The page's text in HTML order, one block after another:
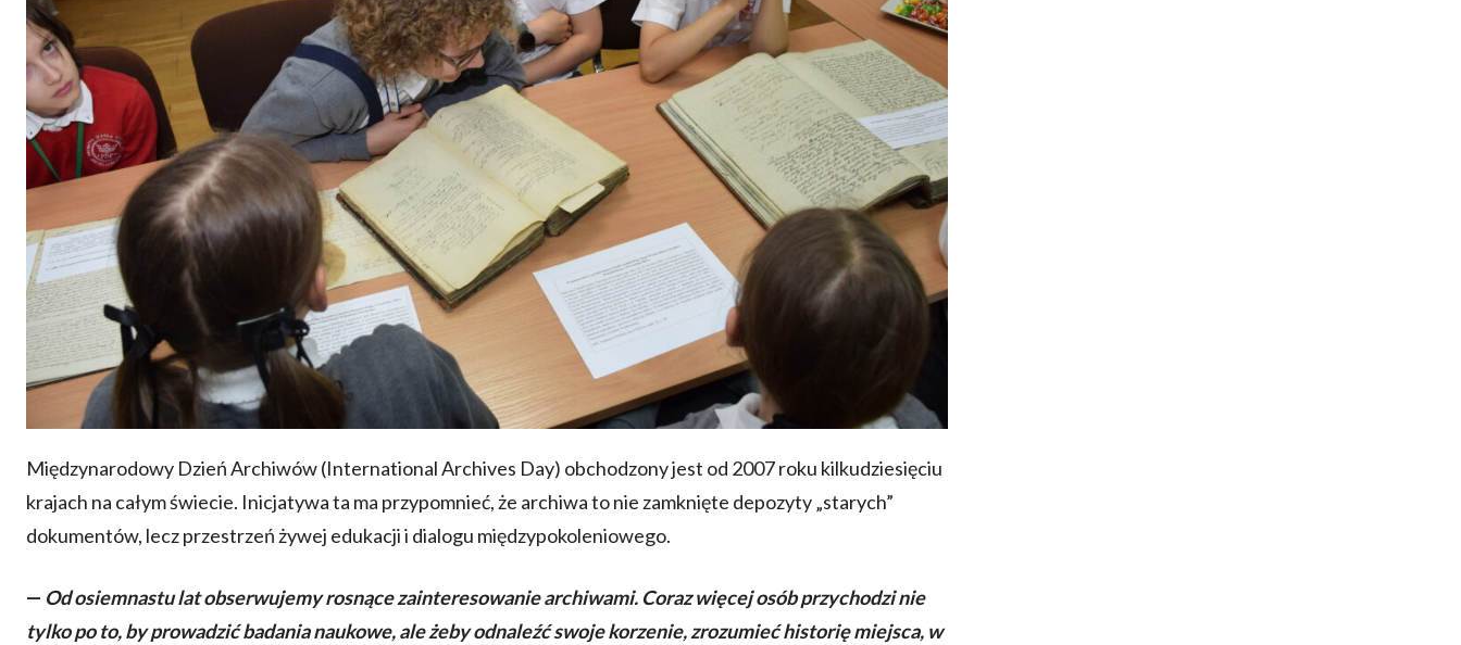
Międzynarodowy Dzień Archiwów (International Archives Day) obchodzony jest od 2007 roku kilkudziesięciu
krajach na całym świecie. Inicjatywa ta ma przypomnieć, że archiwa to nie zamknięte depozyty „starych”
dokumentów, lecz przestrzeń żywej edukacji i dialogu międzypokoleniowego.
— Od osiemnastu lat obserwujemy rosnące zainteresowanie archiwami. Coraz więcej osób przychodzi nie
tylko po to, by prowadzić badania naukowe, ale żeby odnaleźć swoje korzenie, zrozumieć historię miejsca, w